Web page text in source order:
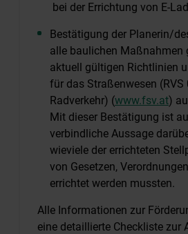
bei der Errichtung von E-
Bestätigung der Planerin/
alle baulichen Maßnahmen
aktuell gültigen Richtlinien
für das Straßenwesen (RVS
Radverkehr) (www.fsv.at)
Mit dieser Bestätigung ist
verbindliche Aussage
wieviele der errichteten
von Gesetzen,
errichtet werden mussten.
Alle Informationen zur
eine detaillierte Checkliste zur